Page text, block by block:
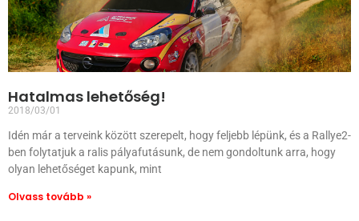
Hatalmas lehetőség!
2018/03/01
Idén már a terveink között szerepelt, hogy feljebb lépünk, és a Rallye2-
ben folytatjuk a ralis pályafutásunk, de nem gondoltunk arra, hogy
olyan lehetőséget kapunk, mint
Olvass tovább »